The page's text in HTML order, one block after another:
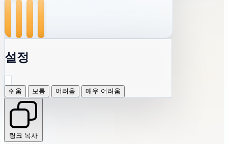
설정
쉬움 보통 어려움 매우 어려움
링크 복사